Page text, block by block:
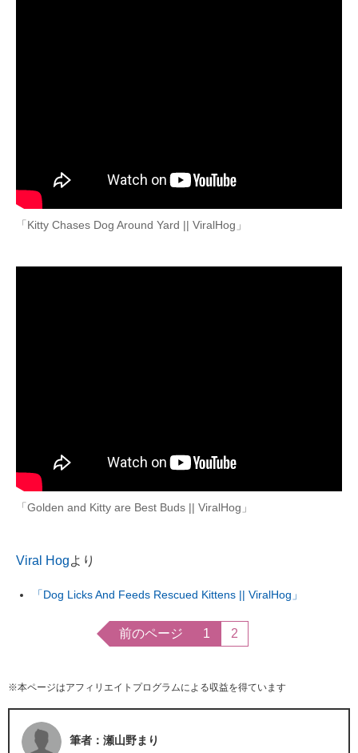
「Kitty Chases Dog Around Yard || ViralHog」
「Golden and Kitty are Best Buds || ViralHog」
Viral Hogより
「Dog Licks And Feeds Rescued Kittens || ViralHog」
前のページ 1 2
※本ページはアフィリエイトプログラムによる収益を得ています
筆者：瀬山野まり